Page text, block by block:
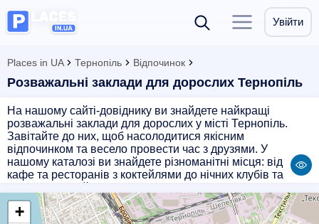
Увійти
Places in UA Тернопіль Відпочинок
Розважальні заклади для дорослих Тернопіль
На нашому сайті-довіднику ви знайдете найкращі
розважальні заклади для дорослих у місті Тернопіль.
Завітайте до них, щоб насолодитися якісним
відпочинком та весело провести час з друзями. У
нашому каталозі ви знайдете різноманітні місця: від
кафе та ресторанів з коктейлями до нічних клубів та
отримайте незабутні враження. Перегляньте відгуки і
рейтинги, щоб обрати найкращий варіант для свого
+